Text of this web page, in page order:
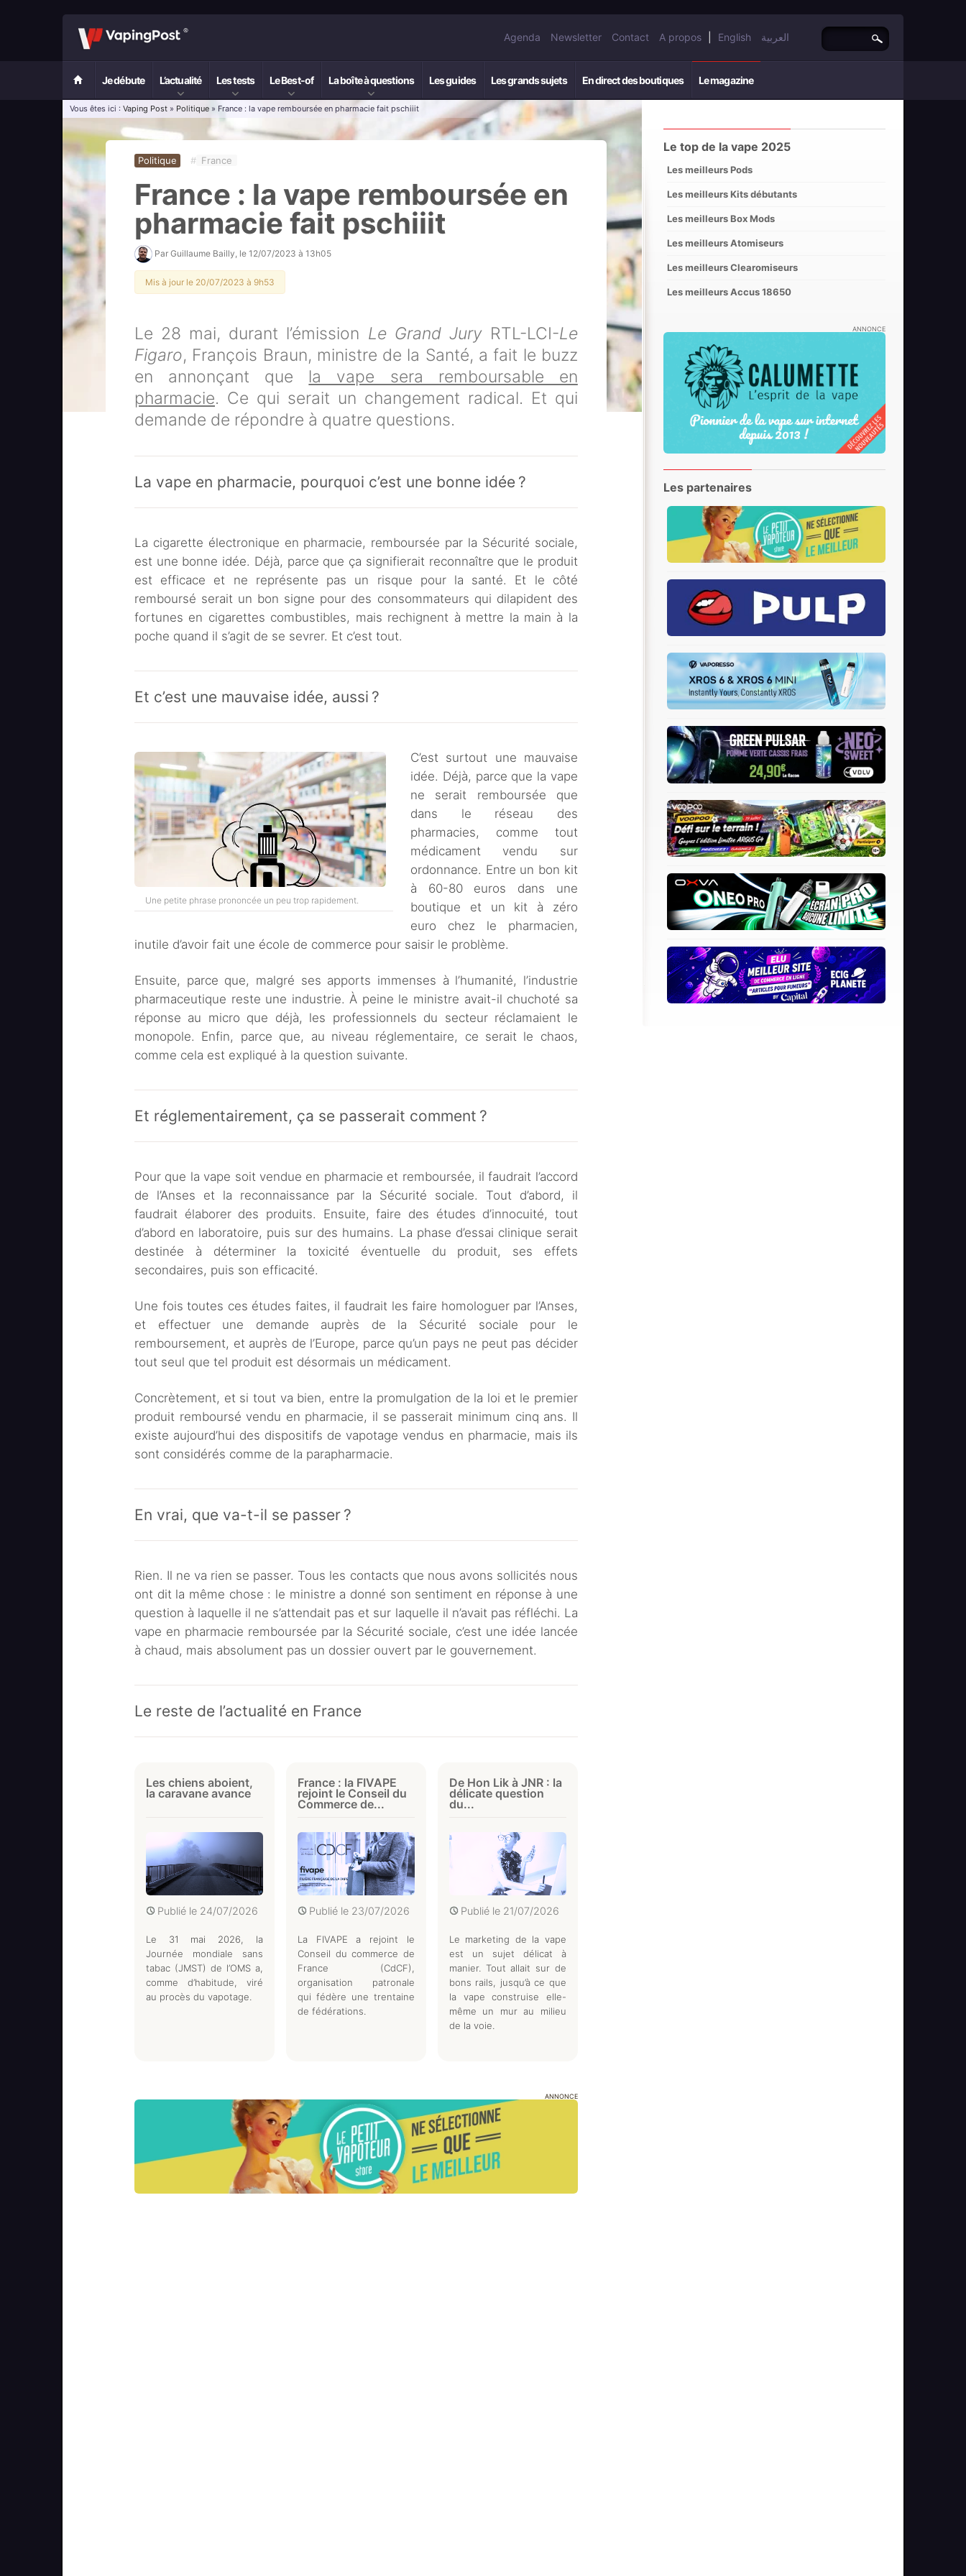
Agenda Newsletter Contact A propos English العربية
Je débute L’actualité Les tests Le Best-of La boîte à questions Les guides Les grands sujets En direct des boutiques Le magazine
Vous êtes ici : Vaping Post » Politique » France : la vape remboursée en pharmacie fait pschiiit
Politique # France
France : la vape remboursée en
pharmacie fait pschiiit
Par Guillaume Bailly , le 12/07/2023 à 13h05
Mis à jour le 20/07/2023 à 9h53
Le 28 mai, durant l’émission Le Grand JuryRTL-LCI-Le
Figaro, François Braun, ministre de la Santé, a fait le buzz
en annonçant que la vape sera remboursable en
pharmacie. Ce qui serait un changement radical. Et qui
demande de répondre à quatre questions.
La vape en pharmacie, pourquoi c’est une bonne idée ?
La cigarette électronique en pharmacie, remboursée par la Sécurité sociale,
est une bonne idée. Déjà, parce que ça signifierait reconnaître que le produit
est efficace et ne représente pas un risque pour la santé. Et le côté
remboursé serait un bon signe pour des consommateurs qui dilapident des
fortunes en cigarettes combustibles, mais rechignent à mettre la main à la
poche quand il s’agit de se sevrer. Et c’est tout.
Et c’est une mauvaise idée, aussi ?
Une petite phrase prononcée un peu trop rapidement.
C’est surtout une mauvaise
idée. Déjà, parce que la vape
ne serait remboursée que
dans le réseau des
pharmacies, comme tout
médicament vendu sur
ordonnance. Entre un bon kit
à 60-80 euros dans une
boutique et un kit à zéro
euro chez le pharmacien,
inutile d’avoir fait une école de commerce pour saisir le problème.
Ensuite, parce que, malgré ses apports immenses à l’humanité, l’industrie
pharmaceutique reste une industrie. À peine le ministre avait-il chuchoté sa
réponse au micro que déjà, les professionnels du secteur réclamaient le
monopole. Enfin, parce que, au niveau réglementaire, ce serait le chaos,
comme cela est expliqué à la question suivante.
Et réglementairement, ça se passerait comment ?
Pour que la vape soit vendue en pharmacie et remboursée, il faudrait l’accord
de l’Anses et la reconnaissance par la Sécurité sociale. Tout d’abord, il
faudrait élaborer des produits. Ensuite, faire des études d’innocuité, tout
d’abord en laboratoire, puis sur des humains. La phase d’essai clinique serait
destinée à déterminer la toxicité éventuelle du produit, ses effets
secondaires, puis son efficacité.
Une fois toutes ces études faites, il faudrait les faire homologuer par l’Anses,
et effectuer une demande auprès de la Sécurité sociale pour le
remboursement, et auprès de l’Europe, parce qu’un pays ne peut pas décider
tout seul que tel produit est désormais un médicament.
Concrètement, et si tout va bien, entre la promulgation de la loi et le premier
produit remboursé vendu en pharmacie, il se passerait minimum cinq ans. Il
existe aujourd’hui des dispositifs de vapotage vendus en pharmacie, mais ils
sont considérés comme de la parapharmacie.
En vrai, que va-t-il se passer ?
Rien. Il ne va rien se passer. Tous les contacts que nous avons sollicités nous
ont dit la même chose : le ministre a donné son sentiment en réponse à une
question à laquelle il ne s’attendait pas et sur laquelle il n’avait pas réfléchi. La
vape en pharmacie remboursée par la Sécurité sociale, c’est une idée lancée
à chaud, mais absolument pas un dossier ouvert par le gouvernement.
Le reste de l’actualité en France
Les chiens aboient,
la caravane avance
Publié le 24/07/2026
Le 31 mai 2026, la
Journée mondiale sans
tabac (JMST) de l’OMS a,
comme d’habitude, viré
au procès du vapotage.
France : la FIVAPE
rejoint le Conseil du
Commerce de...
Publié le 23/07/2026
La FIVAPE a rejoint le
Conseil du commerce de
France (CdCF),
organisation patronale
qui fédère une trentaine
de fédérations.
De Hon Lik à JNR : la
délicate question
du...
Publié le 21/07/2026
Le marketing de la vape
est un sujet délicat à
manier. Tout allait sur de
bons rails, jusqu’à ce que
la vape construise elle-
même un mur au milieu
de la voie.
ANNONCE
Le top de la vape 2025
Les meilleurs Pods
Les meilleurs Kits débutants
Les meilleurs Box Mods
Les meilleurs Atomiseurs
Les meilleurs Clearomiseurs
Les meilleurs Accus 18650
ANNONCE
Les partenaires